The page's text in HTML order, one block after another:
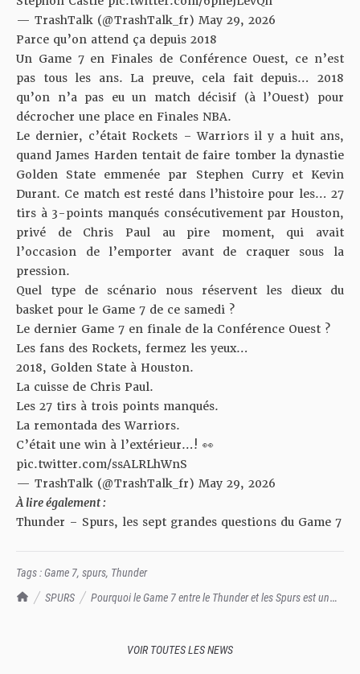
TrashTalk Actu NBA
SPURS
Pourquoi le Game 7 entre le Thunder et les Spurs est un
— TrashTalk (@TrashTalk_fr) May 29, 2026
Parce qu’on attend ça depuis 2018
Un Game 7 en Finales de Conférence Ouest, ce n’est
pas tous les ans. La preuve, cela fait depuis… 2018
qu’on n’a pas eu un match décisif (à l’Ouest) pour
décrocher une place en Finales NBA.
Le dernier, c’était Rockets – Warriors il y a huit ans,
quand James Harden tentait de faire tomber la dynastie
Golden State emmenée par Stephen Curry et Kevin
Durant. Ce match est resté dans l’histoire pour les… 27
tirs à 3-points manqués consécutivement par Houston,
privé de Chris Paul au pire moment, qui avait
l’occasion de l’emporter avant de craquer sous la
pression.
Quel type de scénario nous réservent les dieux du
basket pour le Game 7 de ce samedi ?
Le dernier Game 7 en finale de la Conférence Ouest ?
Les fans des Rockets, fermez les yeux…
2018, Golden State à Houston.
La cuisse de Chris Paul.
Les 27 tirs à trois points manqués.
La remontada des Warriors.
C’était une win à l’extérieur…! 👀
pic.twitter.com/ssALRLhWnS
— TrashTalk (@TrashTalk_fr) May 29, 2026
À lire également :
Thunder – Spurs, les sept grandes questions du Game 7
Tags :Game 7, spurs, Thunder
VOIR TOUTES LES NEWS